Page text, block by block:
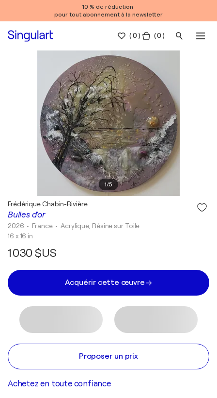
10 % de réduction
pour tout abonnement à la newsletter
(0 ) ( 0 )
1/5
Bulles d'or
Frédérique Chabin-Rivière
2026 • France •Acrylique, Résine sur Toile
16 x 16 in
1 030 $US
Acquérir cette œuvre
Proposer un prix
Achetez en toute confiance